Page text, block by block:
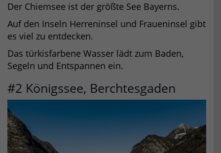
Der Chiemsee ist der größte See Bayerns.
Auf den Inseln Herreninsel und Fraueninsel gibt
es viel zu entdecken.
Das türkisfarbene Wasser lädt zum Baden,
Segeln und Entspannen ein.
#2 Königssee, Berchtesgaden